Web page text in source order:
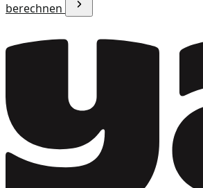
berechnen